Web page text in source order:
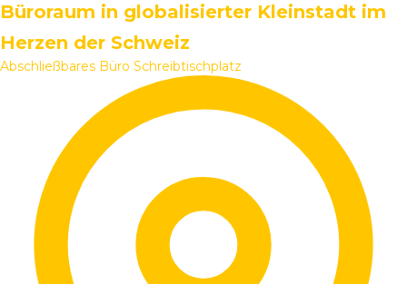
Büroraum in globalisierter Kleinstadt im
Herzen der Schweiz
Abschließbares Büro Schreibtischplatz